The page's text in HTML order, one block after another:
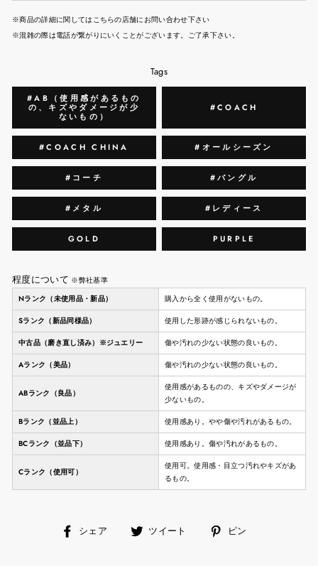
※商品の詳細に関してはこちらの店舗にお問い合わせ下さい
※混雑の際は電話が繋がりにいくことがございます。ご了承下さい。
Tags
#AB（使用感があるもの
の、キズやダメージが少
ないもの）
#COACH
#COACH CHINA #オールシーズン
#コーチ #バングル
#メタル #レディース
GOLD PURPLE
程度について ※弊社基準
Nランク（未使用品・新品）
購入から全く使用がないもの。
Sランク（新品同様品） 使用した形跡が感じられないもの。
中古品（磨き直し済み）※ジュエリー 傷や汚れの少ない状態の良いもの。
Aランク（美品） 傷や汚れの少ない状態の良いもの。
ABランク（良品）
使用感があるものの、キズやダメージが
少ないもの。
Bランク（並品上） 使用感あり。やや傷や汚れがあるもの。
BCランク（並品下） 使用感あり。傷や汚れがあるもの。
Cランク（使用可）
使用可。使用感・目立つ汚れやキズがあ
るもの。
シェア
facebookツイート ピン